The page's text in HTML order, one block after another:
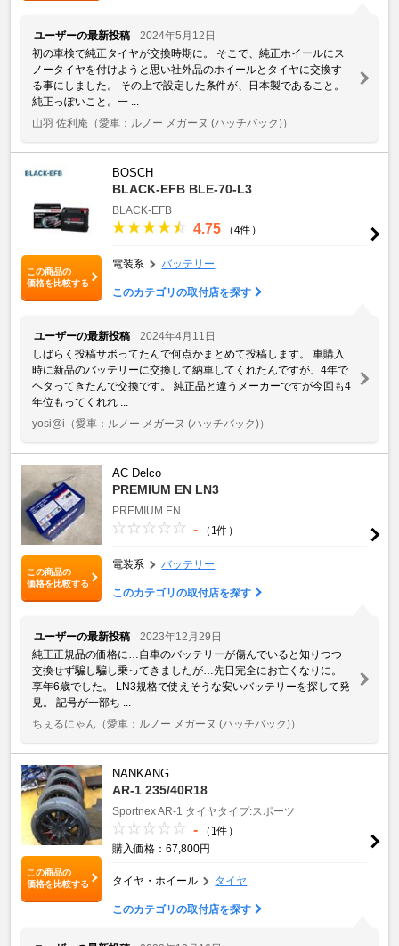
ユーザーの最新投稿
2024年5月12日
初の車検で純正タイヤが交換時期に。 そこで、純正ホイールにス
ノータイヤを付けようと思い社外品のホイールとタイヤに交換す
る事にしました。 その上で設定した条件が、日本製であること。
純正っぽいこと。一 ...
山羽 佐利庵 （愛車：ルノー メガーヌ (ハッチバック)）
この商品の
価格を比較する
BOSCH
BLACK-EFB BLE-70-L3
BLACK-EFB
4.75 （4件）
電装系 バッテリー
このカテゴリの取付店を探す
ユーザーの最新投稿
2024年4月11日
しばらく投稿サボってたんで何点かまとめて投稿します。 車購入
時に新品のバッテリーに交換して納車してくれたんですが、4年で
ヘタってきたんで交換です。 純正品と違うメーカーですが今回も4
年位もってくれれ ...
yosi@i （愛車：ルノー メガーヌ (ハッチバック)）
この商品の
価格を比較する
AC Delco
PREMIUM EN LN3
PREMIUM EN
- （1件）
電装系 バッテリー
このカテゴリの取付店を探す
ユーザーの最新投稿
2023年12月29日
純正正規品の価格に…自車のバッテリーが傷んでいると知りつつ
交換せず騙し騙し乗ってきましたが…先日完全にお亡くなりに。
享年6歳でした。 LN3規格で使えそうな安いバッテリーを探して発
見。 記号が一部ち ...
ちぇるにゃん （愛車：ルノー メガーヌ (ハッチバック)）
この商品の
価格を比較する
NANKANG
AR-1 235/40R18
SportnexAR-1 タイヤタイプ:スポーツ
-
（1件）
購入価格：67,800円
タイヤ・ホイール タイヤ
このカテゴリの取付店を探す